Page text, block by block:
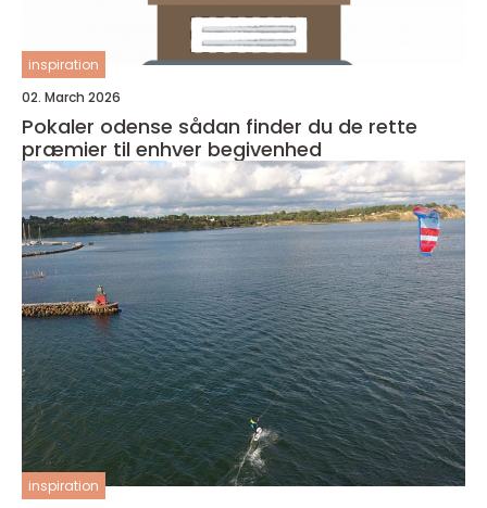
inspiration
02. March 2026
Pokaler odense sådan finder du de rette
præmier til enhver begivenhed
inspiration